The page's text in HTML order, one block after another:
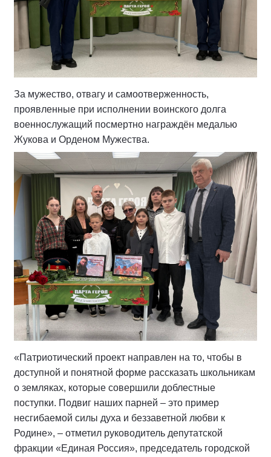
За мужество, отвагу и самоотверженность,
проявленные при исполнении воинского долга
военнослужащий посмертно награждён медалью
Жукова и Орденом Мужества.
«Патриотический проект направлен на то, чтобы в
доступной и понятной форме рассказать школьникам
о земляках, которые совершили доблестные
поступки. Подвиг наших парней – это пример
несгибаемой силы духа и беззаветной любви к
Родине», – отметил руководитель депутатской
фракции «Единая Россия», председатель городской